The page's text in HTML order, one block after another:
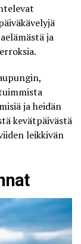
ja
.
ja heidän
kevätpäivästä
leikkivän